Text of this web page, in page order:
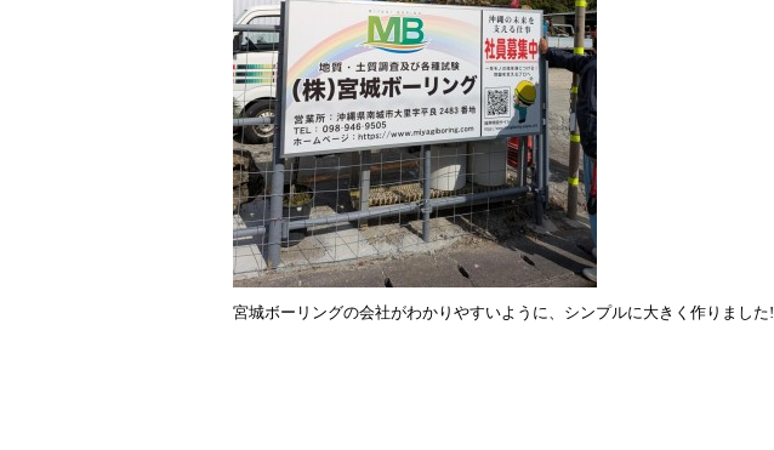
宮城ボーリングの会社がわかりやすいように、シンプルに大きく作りました!